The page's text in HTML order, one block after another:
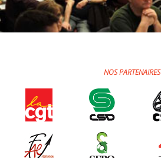
Capsules linguistiques
Jeux et outils terminolinguistiques
Cours de français
Témoignages
Espace militant
NOS PARTENAIRES